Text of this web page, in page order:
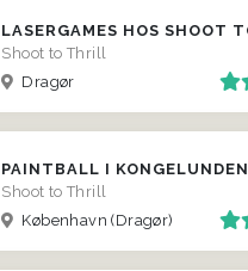
Shoot to Thrill
Dragør
PAINTBALL I KONGELUNDEN
Shoot to Thrill
København (Dragør)